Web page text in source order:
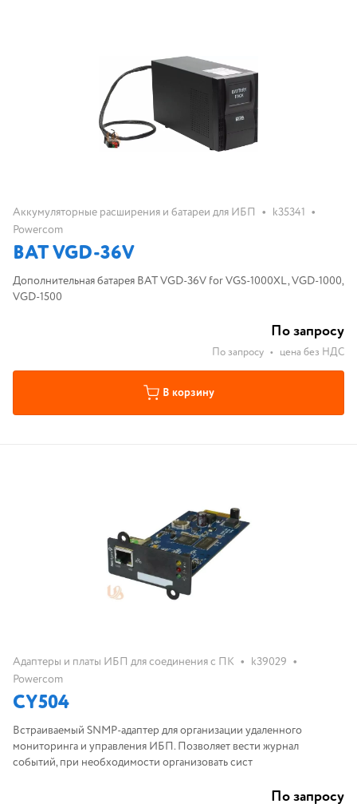
Аккумуляторные расширения и батареи для ИБП • k35341 •
Powercom
BAT VGD-36V
Дополнительная батарея BAT VGD-36V for VGS-1000XL, VGD-1000,
VGD-1500
По запросу
По запросу • цена без НДС
В корзину
Адаптеры и платы ИБП для соединения с ПК • k39029 •
Powercom
CY504
Встраиваемый SNMP-адаптер для организации удаленного
мониторинга и управления ИБП. Позволяет вести журнал
событий, при необходимости организовать сист
По запросу